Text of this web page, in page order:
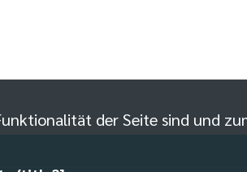
der Seite sind und